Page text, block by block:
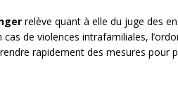
relève quant à elle du juge des
cas de violences intrafamiliales,
rapidement des mesures pour